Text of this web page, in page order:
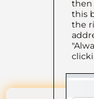
then
this
the